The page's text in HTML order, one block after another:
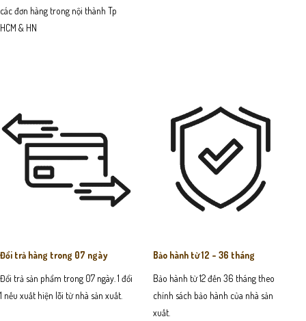
các đơn hàng trong nội thành Tp
HCM & HN
Đổi trả hàng trong 07 ngày
Đổi trả sản phẩm trong 07 ngày. 1 đổi
1 nếu xuất hiện lỗi từ nhà sản xuất.
Bảo hành từ 12 - 36 tháng
Bảo hành từ 12 đến 36 tháng theo
chính sách bảo hành của nhà sản
xuất.